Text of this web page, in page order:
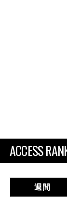
ACCESS
週間